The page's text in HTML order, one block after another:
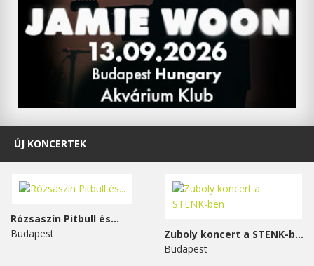
ÚJ KONCERTEK
Rózsaszín Pitbull és...
Budapest
Zuboly koncert a STENK-ben
Budapest